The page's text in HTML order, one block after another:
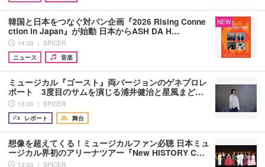
韓国と日本をつなぐ対バン企画『2026 Rising Conne
ction in Japan』が始動 日本からASH DA H…
14:30 ｜ SPICER
ニュース
音楽
NEW
ミュージカル『ゴースト』両バージョンのゲネプロレ
ポート 3度目のサムを演じる浦井健治と星風まど…
13:30 ｜ SPICER
レポート
舞台
想像を超えてくる！ミュージカルファン必聴 日本ミュ
ージカル界初のアリーナツアー『New HISTORY C…
13:00 ｜ SPICER